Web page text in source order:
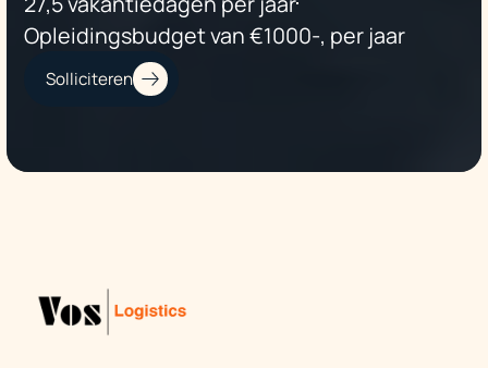
Opleidingsbudget van €1000-, per jaar
Solliciteren